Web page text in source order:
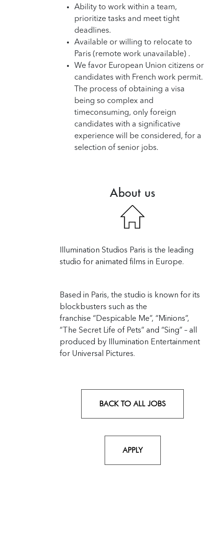
Ability to work within a team,
prioritize tasks and meet tight
deadlines.
Available or willing to relocate to
Paris (remote work unavailable) .
We favor European Union citizens or
candidates with French work permit.
The process of obtaining a visa
being so complex and
timeconsuming, only foreign
candidates with a significative
experience will be considered, for a
selection of senior jobs.
About us
Illumination Studios Paris is the leading
studio for animated films in Europe.
Based in Paris, the studio is known for its
blockbusters such as the
franchise “Despicable Me”, “Minions”,
“The Secret Life of Pets” and “Sing” – all
produced by Illumination Entertainment
for Universal Pictures.
BACK TO ALL JOBS
APPLY